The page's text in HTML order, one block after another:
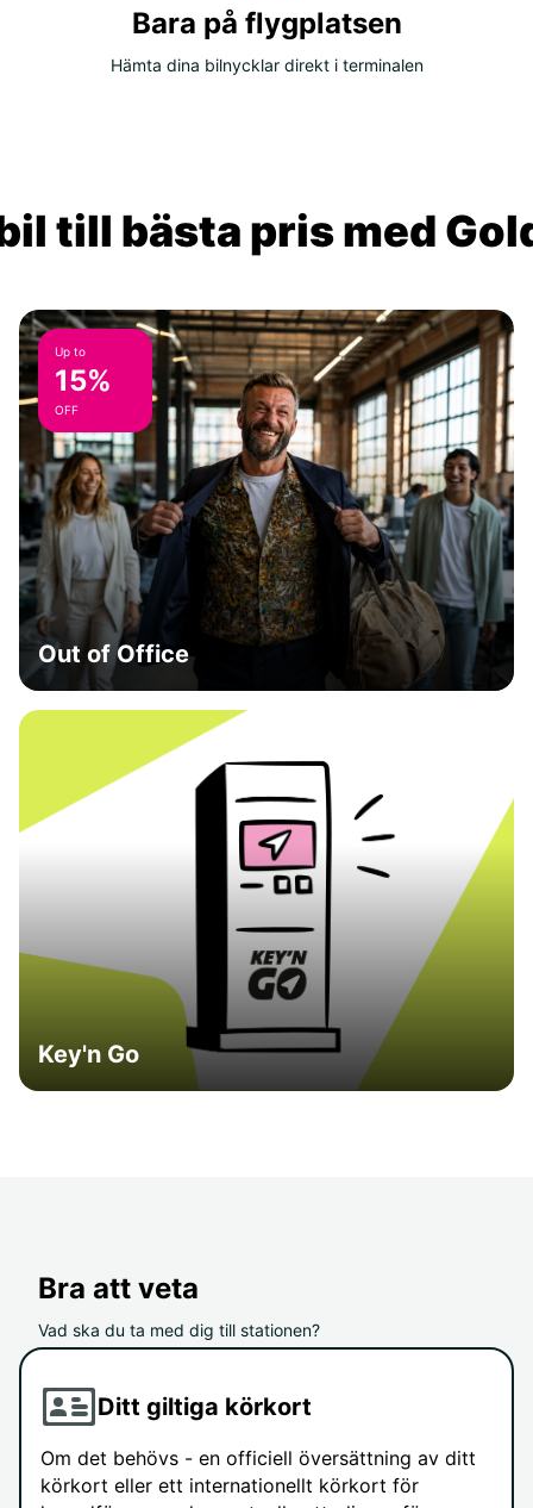
Bara på flygplatsen
Hämta dina bilnycklar direkt i terminalen
till bästa pris med
Up to
15%
OFF
Out of Office
Key'n Go
Bra att veta
Vad ska du ta med dig till stationen?
Ditt giltiga körkort
Om det behövs - en officiell översättning av ditt
körkort eller ett internationellt körkort för